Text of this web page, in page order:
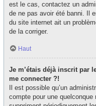
est le cas, contactez un
de ne pas avoir été banni. Il
du site internet ait un
de la corriger.
Haut
Je m’étais déjà inscrit par
me connecter ?!
Il est possible qu’un
compte pour une